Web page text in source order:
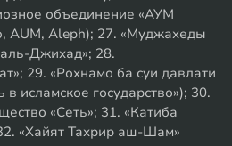
объединение «АУМ
AUM, Aleph); 27. «Муджахеды
Джихад»; 28.
29. «Рохнамо ба суи давлати
исламское государство»); 30.
«Сеть»; 31. «Катиба
«Хайят Тахрир аш-Шам»